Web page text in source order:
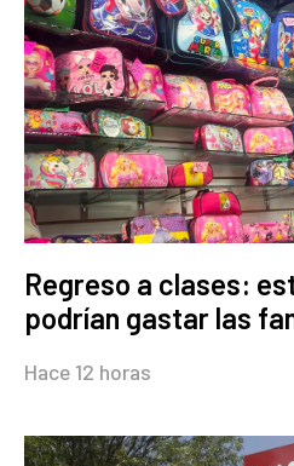
Regreso a clases:
podrían gastar las
Hace 12 horas